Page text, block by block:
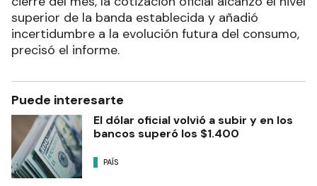
superior de la banda establecida y añadió
incertidumbre a la evolución futura del consumo,
precisó el informe.
Puede interesarte
El dólar oficial volvió a subir y en los
bancos superó los $1.400
PAÍS